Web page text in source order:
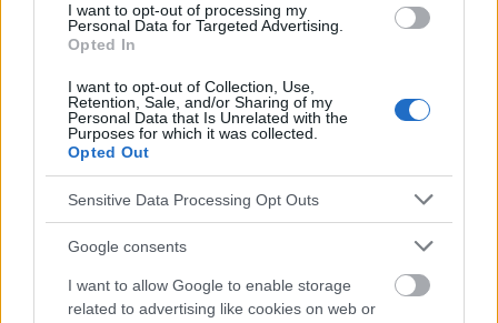
I want to opt-out of processing my
Personal Data for Targeted Advertising.
Opted In
I want to opt-out of Collection, Use,
Retention, Sale, and/or Sharing of my
Personal Data that Is Unrelated with the
Purposes for which it was collected.
Opted Out
Sensitive Data Processing Opt Outs
Google consents
I want to allow Google to enable storage
related to advertising like cookies on web or
Temas Alteradores endocrinos Bajo índice glucémico
Carbohidratos
Grasas saludables Hormonas Minerales
Planificación de comidas Proteína
Resistencia a la insulina
Mira también en la lengua english deutsch